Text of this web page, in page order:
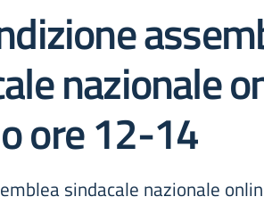
nazionale
ore 12-14
sindacale nazionale